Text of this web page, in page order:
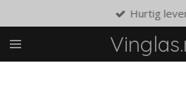
til
hovedindhold
Hurtig